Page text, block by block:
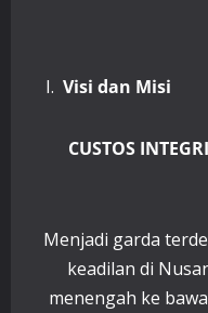
Visi dan Misi
CUSTOS
Menjadi garda
keadilan di
menengah ke